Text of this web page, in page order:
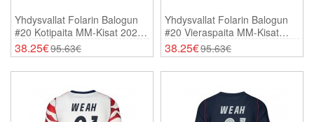
Yhdysvallat Folarin Balogun
#20 Kotipaita MM-Kisat 2026
Lyhythihainen
38.25€95.63€
Yhdysvallat Folarin Balogun
#20 Vieraspaita MM-Kisat
2026 Lyhythihainen
38.25€95.63€